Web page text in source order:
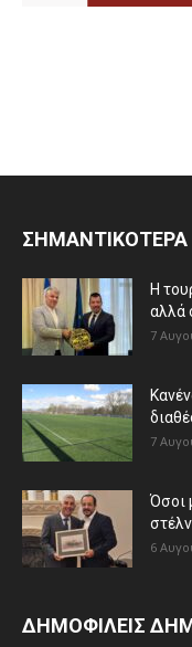
ΣΗΜΑΝΤΙΚΟΤΕΡΑ
Η
αλλά
7
7
Όσοι
6
ΔΗΜΟΦΙΛΕΙΣ